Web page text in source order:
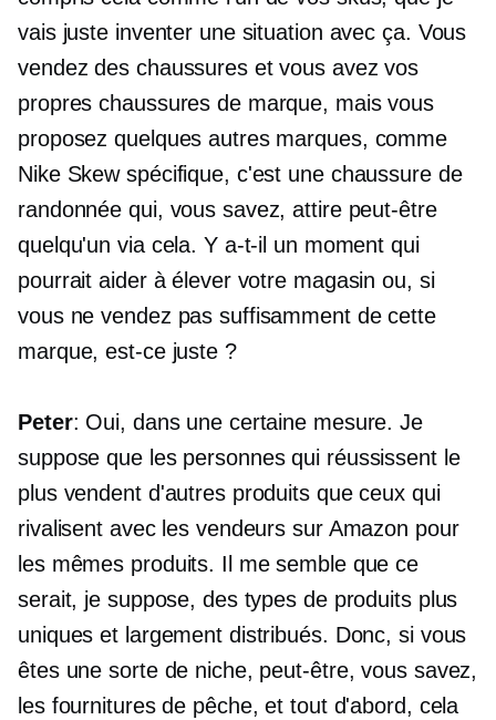
vais juste inventer une situation avec ça. Vous
vendez des chaussures et vous avez vos
propres chaussures de marque, mais vous
proposez quelques autres marques, comme
Nike Skew spécifique, c'est une chaussure de
randonnée qui, vous savez, attire peut-être
quelqu'un via cela. Y a-t-il un moment qui
pourrait aider à élever votre magasin ou, si
vous ne vendez pas suffisamment de cette
marque, est-ce juste ?
Peter: Oui, dans une certaine mesure. Je
suppose que les personnes qui réussissent le
plus vendent d'autres produits que ceux qui
rivalisent avec les vendeurs sur Amazon pour
les mêmes produits. Il me semble que ce
serait, je suppose, des types de produits plus
uniques et largement distribués. Donc, si vous
êtes une sorte de niche, peut-être, vous savez,
les fournitures de pêche, et tout d'abord, cela